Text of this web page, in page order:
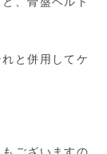
と併用してケ
ございますの